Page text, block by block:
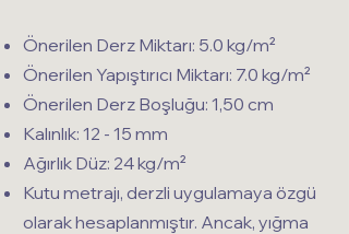
Önerilen Derz Miktarı: 5.0 kg/m²
Önerilen Yapıştırıcı Miktarı: 7.0 kg/m²
Önerilen Derz Boşluğu: 1,50 cm
Kalınlık: 12 - 15 mm
Ağırlık Düz: 24 kg/m²
Kutu metrajı, derzli uygulamaya özgü
olarak hesaplanmıştır. Ancak, yığma